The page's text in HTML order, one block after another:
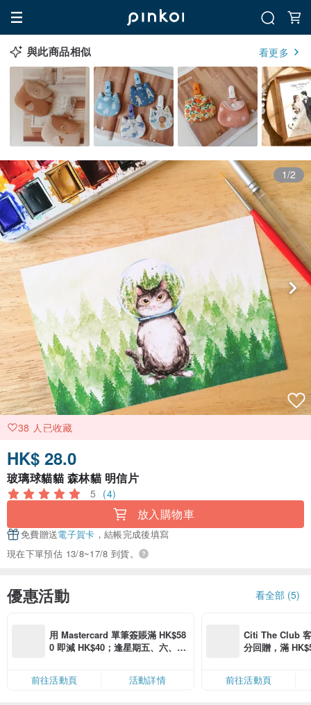
與此商品相似 看更多
1/2
38 人已收藏
HK$ 28.0
玻璃球貓貓 森林貓 明信片
5 (4)
放入購物車
免費贈送電子賀卡 ，結帳完成後填寫
現在下單預估 13/8~17/8 到貨。
優惠活動 看全部 (5)
用 Mastercard 單筆簽賬滿 HK$58
0 即減 HK$40；逢星期五、六、日
卡」結帳）
前往活動頁 活動詳情
Citi The Club
分回贈，滿
前往活動頁